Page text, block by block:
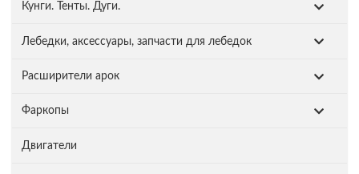
Кунги. Тенты. Дуги.
Лебедки, аксессуары, запчасти для лебедок
Расширители арок
Фаркопы
Двигатели